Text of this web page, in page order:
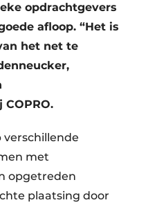
opdrachtgevers
afloop. “Het is
het net te
verschillende
met
opgetreden
plaatsing door